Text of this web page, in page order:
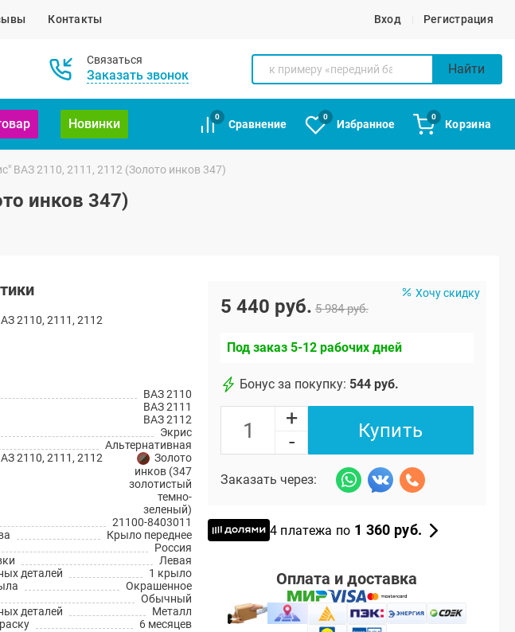
Контакты Вход Регистрация
Связаться
Заказать звонок Найти
Новинки
0
Сравнение
0
Избранное
0
Корзина
ВАЗ 2110, 2111, 2112 (Золото инков 347)
инков 347)
2110, 2111, 2112
ВАЗ 2110
ВАЗ 2111
ВАЗ 2112
Экрис
Альтернативная
2110, 2111, 2112
Золото
инков (347
золотистый
темно-
зеленый)
21100-8403011
Крыло переднее
Россия
Левая
деталей
1 крыло
Окрашенное
Обычный
деталей
Металл
6 месяцев
Хочу скидку
5 440 руб. 5 984 руб.
Под заказ 5-12 рабочих дней
Бонус за покупку: 544 руб.
+
-
Купить
Заказать через:
4 платежа по 1 360 руб.
Оплата и доставка